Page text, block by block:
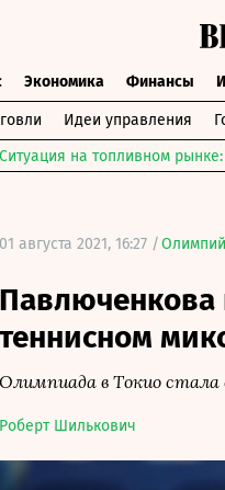
Экономика Финансы
Идеи управления
Ситуация на топливном
01 августа 2021, 16:27 /
Павлюченкова
теннисном
Олимпиада в Токио стала
Роберт Шилькович